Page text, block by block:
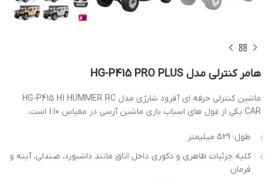
هامر کنترلی مدل HG-P415 PRO PLUS
ماشین کنترلی حرفه ای آفرود شارژی مدل HG-P415 H1 HUMMER RC
CAR یکی از غول های اسباب بازی ماشین آرسی در مقیاس 1:10 است.
طول: 529 میلیمتر
کلیه جزئیات ظاهری و دکوری داخل اتاق مانند داشبورد، صندلی، آینه و
فرمان